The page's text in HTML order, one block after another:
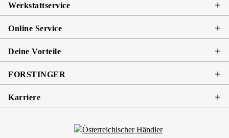
Werkstattservice
Online Service
Deine Vorteile
FORSTINGER
Karriere